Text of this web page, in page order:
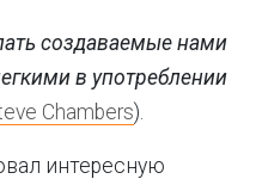
создаваемые нами
в употреблении
Chambers).
интересную